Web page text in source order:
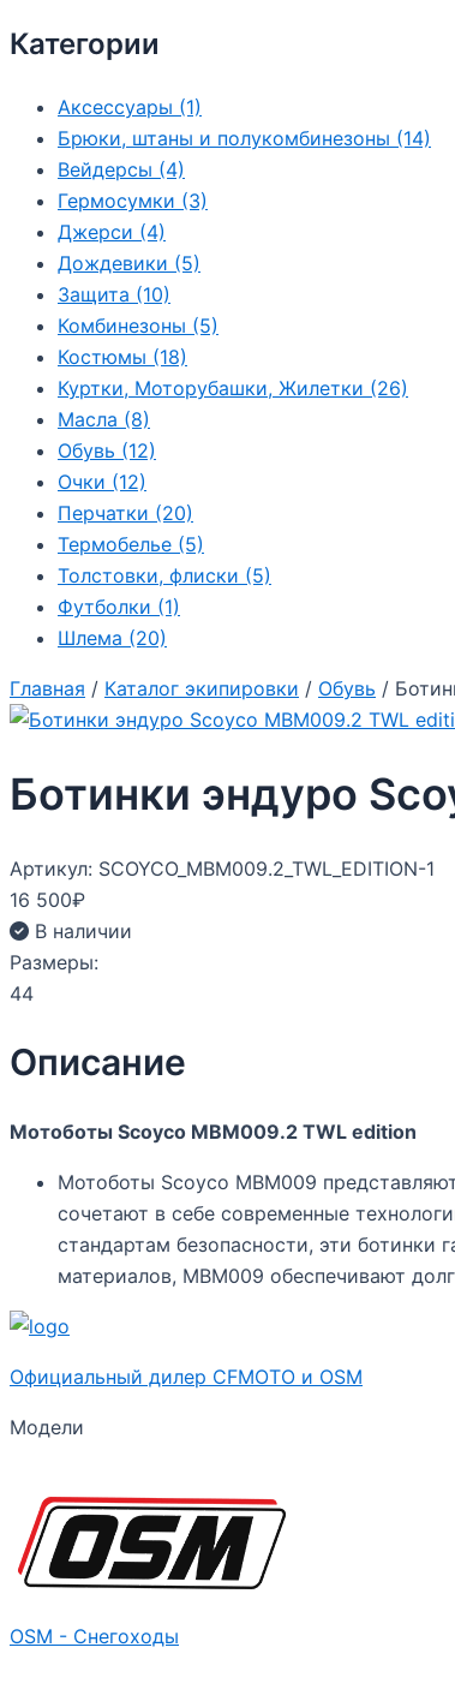
Категории
Аксессуары (1)
Брюки, штаны и полукомбинезоны (14)
Вейдерсы (4)
Гермосумки (3)
Джерси (4)
Дождевики (5)
Защита (10)
Комбинезоны (5)
Костюмы (18)
Куртки, Моторубашки, Жилетки (26)
Масла (8)
Обувь (12)
Очки (12)
Перчатки (20)
Термобелье (5)
Толстовки, флиски (5)
Футболки (1)
Шлема (20)
Главная / Каталог экипировки / Обувь /
Ботинки эндуро
Артикул: SCOYCO_MBM009.2_TWL_EDITION-1
16 500₽
В наличии
Размеры:
44
Описание
Мотоботы Scoyco MBM009.2 TWL edition
Мотоботы Scoyco MBM009
сочетают в себе современные
стандартам безопасности, эти
материалов, MBM009 обеспечивают
Официальный дилер CFMOTO и OSM
Модели
OSM - Снегоходы